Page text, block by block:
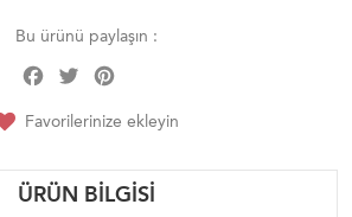
Bu ürünü paylaşın :
Facebook
Twitter
Favorilerinize ekleyin
ÜRÜN BILGISI